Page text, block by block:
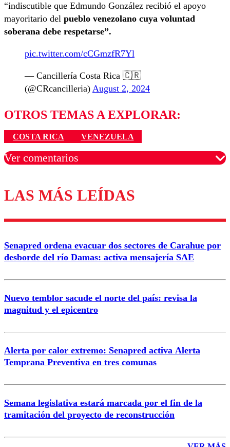
“indiscutible que Edmundo González recibió el apoyo
mayoritario del pueblo venezolano cuya voluntad
soberana debe respetarse”.
pic.twitter.com/cCGmzfR7Yl
— Cancillería Costa Rica 🇨🇷
(@CRcancilleria) August 2, 2024
OTROS TEMAS A EXPLORAR:
COSTA RICA VENEZUELA
Ver comentarios
Los comentarios son moderados para garantizar un
diálogo respetuoso.
Nombre
Correo
LAS MÁS LEÍDAS
Senapred ordena evacuar dos sectores de Carahue por
desborde del río Damas: activa mensajería SAE
Nuevo temblor sacude el norte del país: revisa la
magnitud y el epicentro
Alerta por calor extremo: Senapred activa Alerta
Temprana Preventiva en tres comunas
Semana legislativa estará marcada por el fin de la
tramitación del proyecto de reconstrucción